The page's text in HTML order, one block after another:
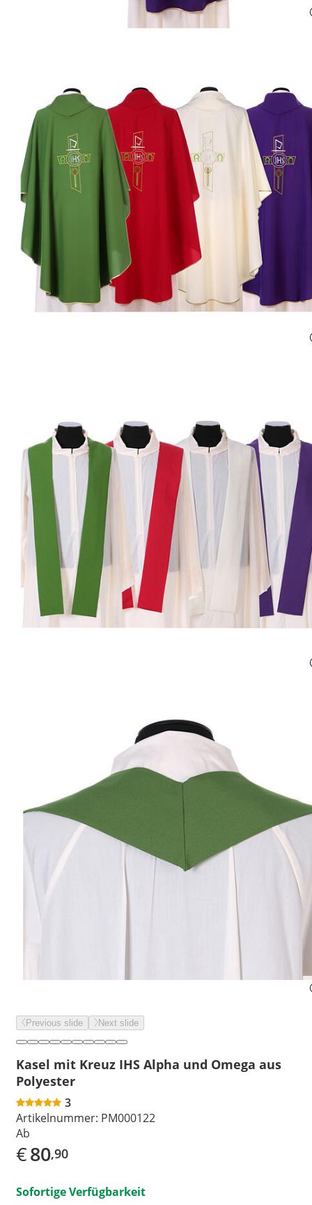
Previous slide Next slide
Kasel mit Kreuz IHS Alpha und Omega aus
Polyester
3
Artikelnummer: PM000122
Ab
€80,90
Sofortige Verfügbarkeit